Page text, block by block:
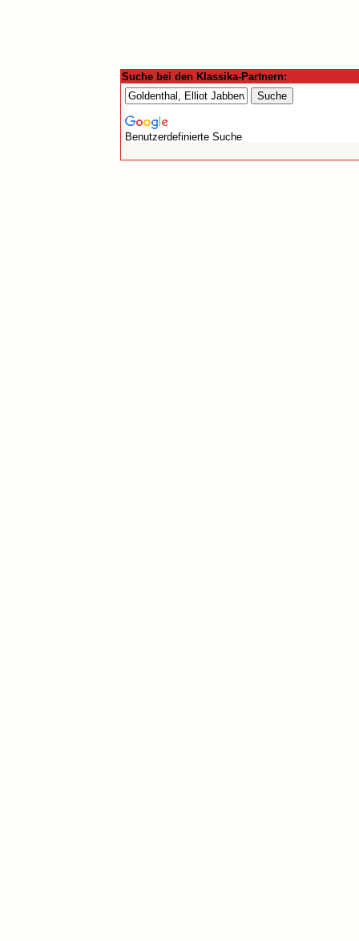
Suche bei den Klassika-Partnern:
Benutzerdefinierte Suche